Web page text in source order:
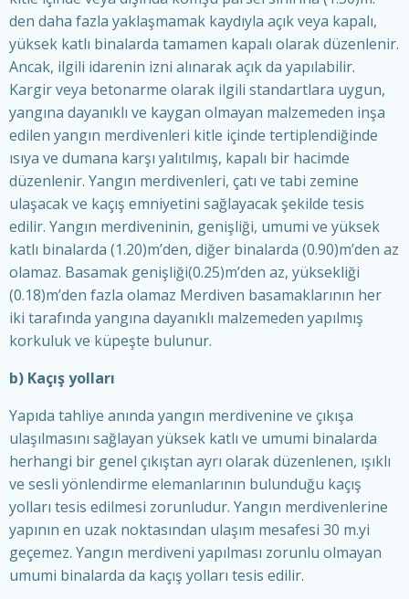
den daha fazla yaklaşmamak kaydıyla açık veya kapalı,
yüksek katlı binalarda tamamen kapalı olarak düzenlenir.
Ancak, ilgili idarenin izni alınarak açık da yapılabilir.
Kargir veya betonarme olarak ilgili standartlara uygun,
yangına dayanıklı ve kaygan olmayan malzemeden inşa
edilen yangın merdivenleri kitle içinde tertiplendiğinde
ısıya ve dumana karşı yalıtılmış, kapalı bir hacimde
düzenlenir. Yangın merdivenleri, çatı ve tabi zemine
ulaşacak ve kaçış emniyetini sağlayacak şekilde tesis
edilir. Yangın merdiveninin, genişliği, umumi ve yüksek
katlı binalarda (1.20)m’den, diğer binalarda (0.90)m’den az
olamaz. Basamak genişliği(0.25)m’den az, yüksekliği
(0.18)m’den fazla olamaz Merdiven basamaklarının her
iki tarafında yangına dayanıklı malzemeden yapılmış
korkuluk ve küpeşte bulunur.
b) Kaçış yolları
Yapıda tahliye anında yangın merdivenine ve çıkışa
ulaşılmasını sağlayan yüksek katlı ve umumi binalarda
herhangi bir genel çıkıştan ayrı olarak düzenlenen, ışıklı
ve sesli yönlendirme elemanlarının bulunduğu kaçış
yolları tesis edilmesi zorunludur. Yangın merdivenlerine
yapının en uzak noktasından ulaşım mesafesi 30 m.yi
geçemez. Yangın merdiveni yapılması zorunlu olmayan
umumi binalarda da kaçış yolları tesis edilir.